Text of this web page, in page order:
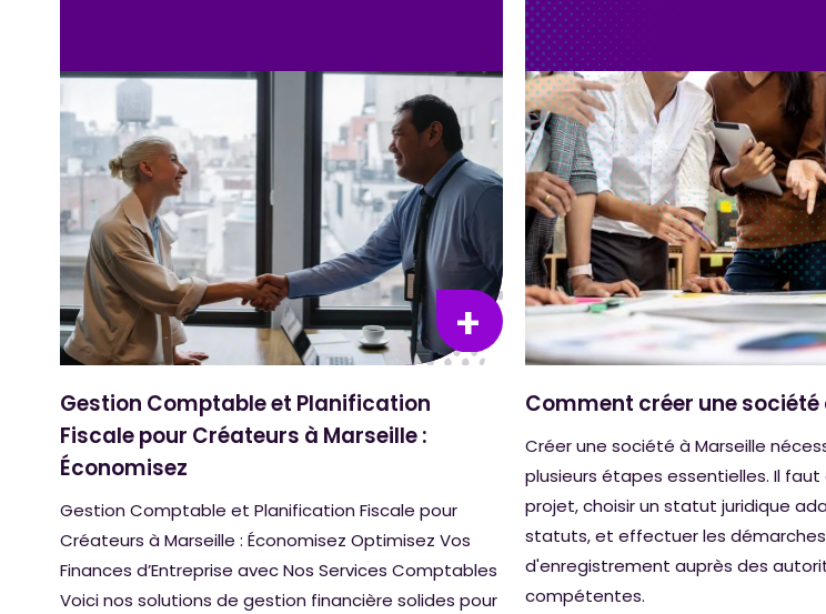
Gestion Comptable et Planification
Fiscale pour Créateurs à Marseille :
Économisez
Gestion Comptable et Planification Fiscale pour
Créateurs à Marseille : Économisez Optimisez Vos
Finances d’Entreprise avec Nos Services Comptables
Voici nos solutions de gestion financière solides pour
Comment créer une société
Créer une société à Marseille
plusieurs étapes essentielles. Il faut
projet, choisir un statut juridique
statuts, et effectuer les démarches
d'enregistrement auprès des
compétentes.